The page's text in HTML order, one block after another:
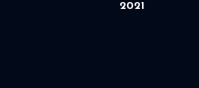
2021